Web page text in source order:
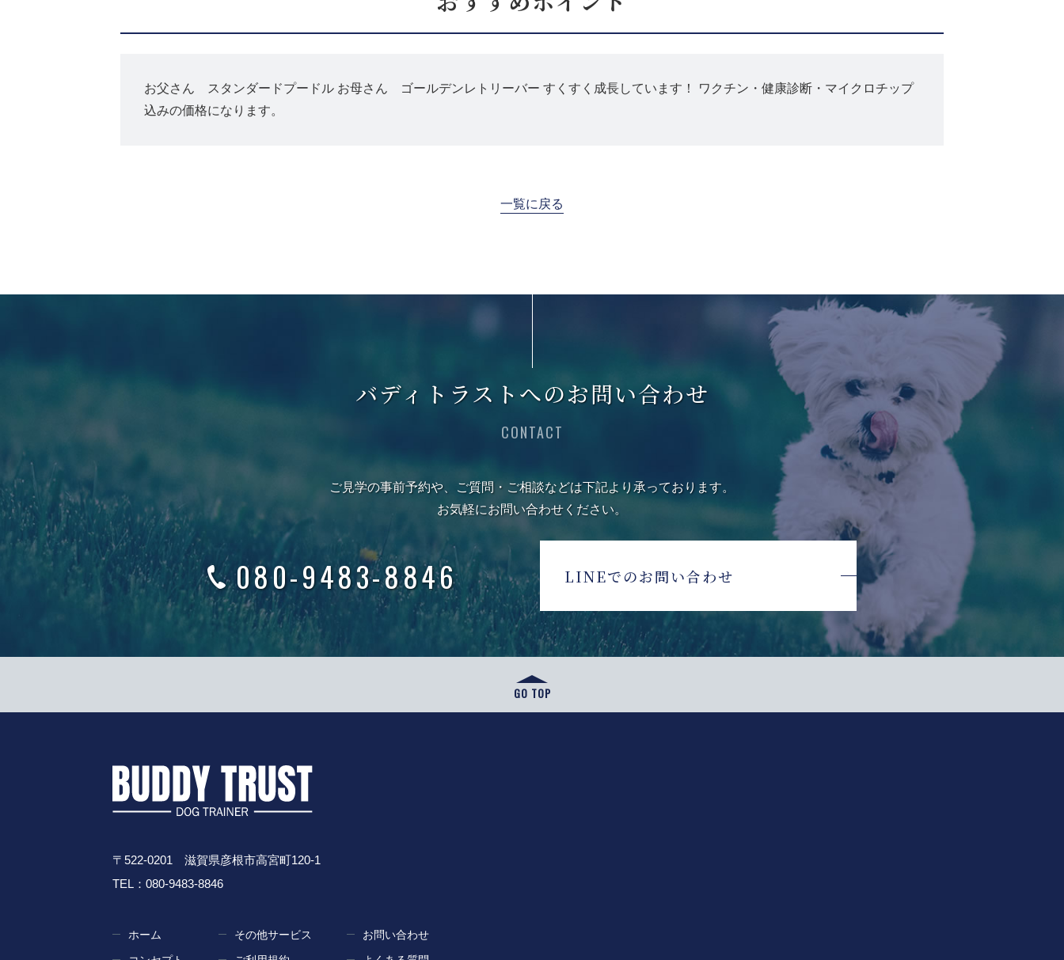
お父さん スタンダードプードル お母さん ゴールデンレトリーバー すくすく成長しています！ ワクチン・健康診断・マイクロチップ
込みの価格になります。
一覧に戻る
バディトラストへのお問い合わせ
CONTACT
ご見学の事前予約や、ご質問・ご相談などは下記より承っております。
お気軽にお問い合わせください。
080-9483-8846 LINEでのお問い合わせ
GO TOP
〒522-0201 滋賀県彦根市高宮町120-1
TEL：080-9483-8846
ホーム
その他サービス
お問い合わせ